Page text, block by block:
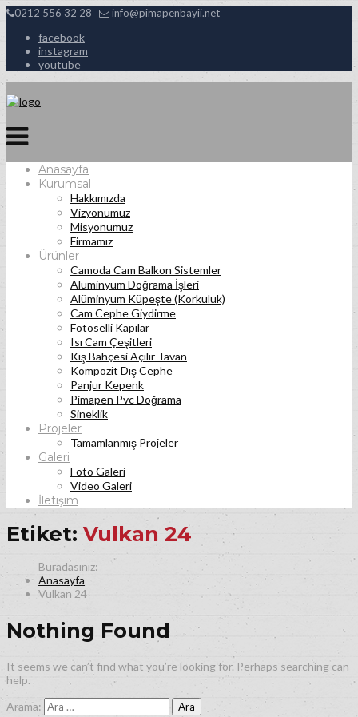
0212 556 32 28 info@pimapenbayii.net
facebook
instagram
youtube
Anasayfa
Kurumsal
Hakkımızda
Vizyonumuz
Misyonumuz
Firmamız
Ürünler
Camoda Cam Balkon Sistemler
Alüminyum Doğrama İşleri
Alüminyum Küpeşte (Korkuluk)
Cam Cephe Giydirme
Fotoselli Kapılar
Isı Cam Çeşitleri
Kış Bahçesi Açılır Tavan
Kompozit Dış Cephe
Panjur Kepenk
Pimapen Pvc Doğrama
Sineklik
Projeler
Tamamlanmış Projeler
Galeri
Foto Galeri
Video Galeri
İletişim
Etiket: Vulkan 24
Anasayfa
Vulkan 24
Nothing Found
It seems we can’t find what you’re looking for. Perhaps searching can
help.
Arama: